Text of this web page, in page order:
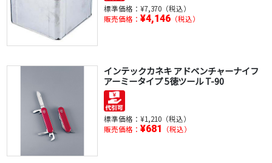
標準価格： ¥7,370（税込）
販売価格： ¥4,146（税込）
インテックカネキ アドベンチャーナイフ
アーミータイプ 5徳ツール T-90
標準価格： ¥1,210（税込）
販売価格： ¥681 （税込）